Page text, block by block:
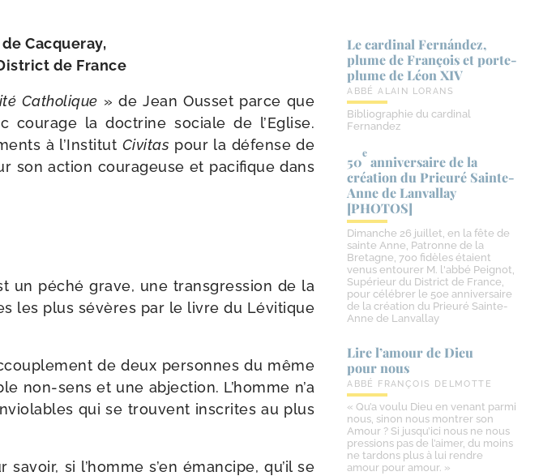
Cacqueray,
de France
Catholique » de Jean Ousset parce que
cou­rage la doc­trine sociale de l’Eglise.
à l’Institut Civitas pour la défense de
son action cou­ra­geuse et paci­fique dans
un péché grave, une trans­gres­sion de la
les plus sévères par le livre du Lévitique
de deux per­sonnes du même
non-​sens et une abjec­tion. L’homme n’a
qui se trouvent ins­crites au plus
si l’homme s’en éman­cipe, qu’il se
Le cardinal Fernández,
plume de François et porte-​
plume de Léon XIV
ABBÉ ALAIN LORANS
Bibliographie du cardinal
Fernandez
50
e
anniversaire de la
création du Prieuré Sainte-​
Anne de Lanvallay
[PHOTOS]
Dimanche 26 juillet, en la fête de
sainte Anne, Patronne de la
Bretagne, 700 fidèles étaient
venus entourer M. l'abbé Peignot,
Supérieur du District de France,
pour célébrer le 50e anniversaire
de la création du Prieuré Sainte-
Anne de Lanvallay
Lire l’amour de Dieu
pour nous
ABBÉ FRANÇOIS DELMOTTE
« Qu’a voulu Dieu en venant parmi
nous, sinon nous montrer son
Amour ? Si jusqu’ici nous ne nous
pressions pas de l’aimer, du moins
ne tardons plus à lui rendre
amour pour amour. »